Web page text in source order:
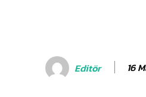
Editör 16